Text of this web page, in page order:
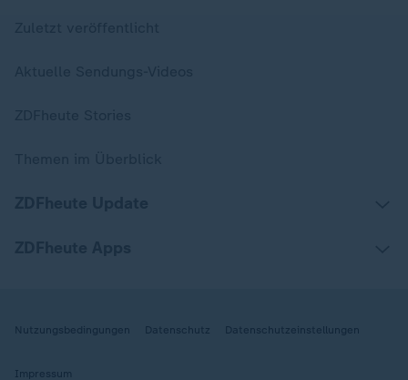
Nutzungsbedingungen Datenschutz Datenschutzeinstellungen
Impressum